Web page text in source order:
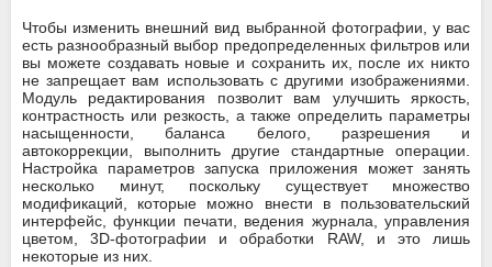
Чтобы изменить внешний вид выбранной фотографии, у вас
есть разнообразный выбор предопределенных фильтров или
вы можете создавать новые и сохранить их, после их никто
не запрещает вам использовать с другими изображениями.
Модуль редактирования позволит вам улучшить яркость,
контрастность или резкость, а также определить параметры
насыщенности, баланса белого, разрешения и
автокоррекции, выполнить другие стандартные операции.
Настройка параметров запуска приложения может занять
несколько минут, поскольку существует множество
модификаций, которые можно внести в пользовательский
интерфейс, функции печати, ведения журнала, управления
цветом, 3D-фотографии и обработки RAW, и это лишь
некоторые из них.